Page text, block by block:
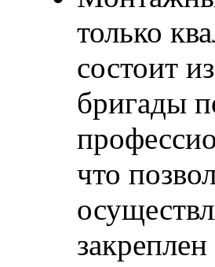
только
состоит
бригады
что